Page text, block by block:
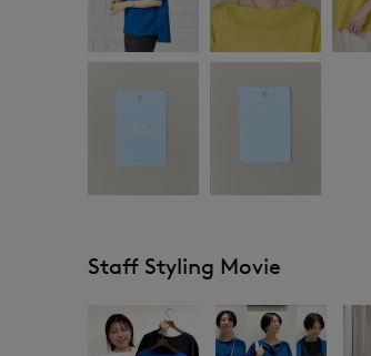
Staff Styling Movie